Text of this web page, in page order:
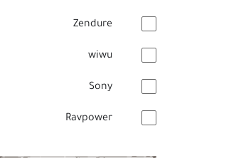
Zendure
wiwu
Sony
Ravpower